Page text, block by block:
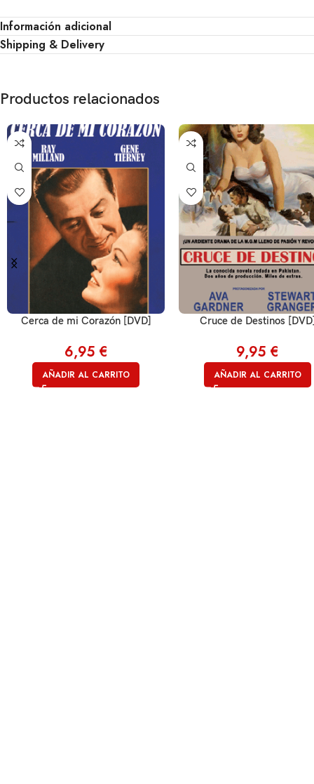
Información adicional
Shipping & Delivery
Productos relacionados
Cerca de mi Corazón [DVD]
6,95 €
AÑADIR AL CARRITO
Cruce de Destinos
9,95 €
AÑADIR AL CARRITO